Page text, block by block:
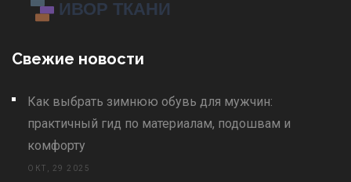
Свежие новости
Как выбрать зимнюю обувь для мужчин:
практичный гид по материалам, подошвам и
комфорту
ОКТ, 29 2025